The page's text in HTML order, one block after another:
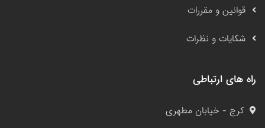
قوانین و مقررات
شکایات و نظرات
راه های ارتباطی
کرج - خیابان مطهری